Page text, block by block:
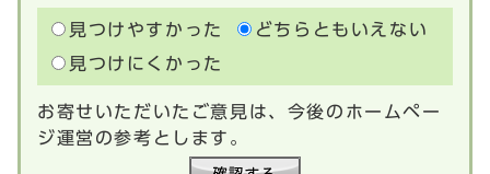
見つけやすかった
どちらともいえない
見つけにくかった
お寄せいただいたご意見は、今後のホームペー
ジ運営の参考とします。